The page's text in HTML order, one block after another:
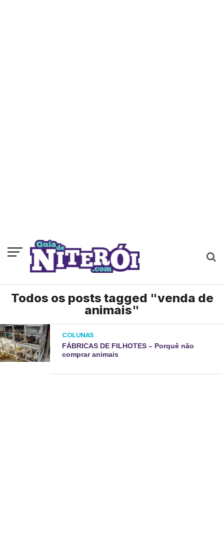
Todos os posts tagged "venda de
animais"
COLUNAS
FÁBRICAS DE FILHOTES – Porquê não
comprar animais